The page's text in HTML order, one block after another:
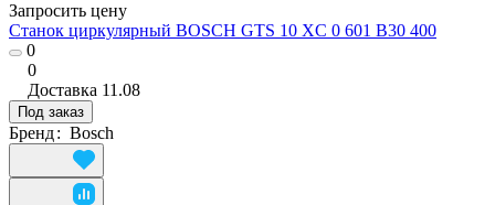
Запросить цену
Станок циркулярный BOSCH GTS 10 XC 0 601 B30 400
0
0
Доставка 11.08
Под заказ
Бренд: Bosch